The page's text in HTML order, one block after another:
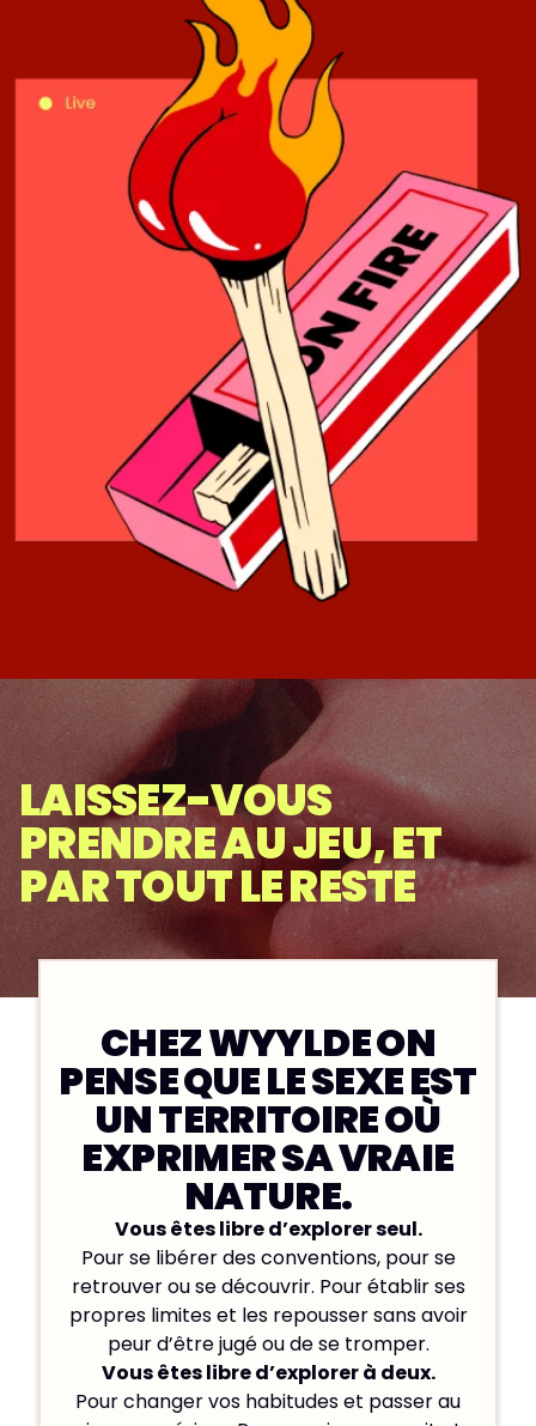
LAISSEZ-VOUS
PRENDRE AU JEU, ET
PAR TOUT LE RESTE
CHEZ WYYLDE ON
PENSE QUE LE SEXE EST
UN TERRITOIRE OÙ
EXPRIMER SA VRAIE
NATURE.
Vous êtes libre d’explorer seul.
Pour se libérer des conventions, pour se
retrouver ou se découvrir. Pour établir ses
propres limites et les repousser sans avoir
peur d’être jugé ou de se tromper.
Vous êtes libre d’explorer à deux.
Pour changer vos habitudes et passer au